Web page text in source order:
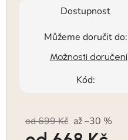
Dostupnost
Můžeme doručit do:
Možnosti doručení
Kód:
od 699 Kč až –30 %